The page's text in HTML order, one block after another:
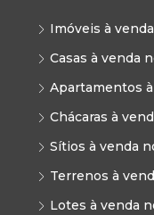
Imóveis à
Casas à venda
Apartamentos
Chácaras à
Sítios à venda
Terrenos à
Lotes à venda